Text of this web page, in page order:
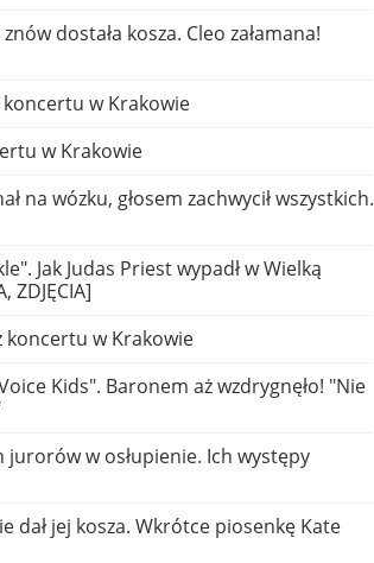
dostała kosza. Cleo załamana!
koncertu w Krakowie
w Krakowie
na wózku, głosem zachwycił wszystkich.
Jak Judas Priest wypadł w Wielką
ZDJĘCIA]
koncertu w Krakowie
Kids". Baronem aż wzdrygnęło! "Nie
w osłupienie. Ich występy
dał jej kosza. Wkrótce piosenkę Kate